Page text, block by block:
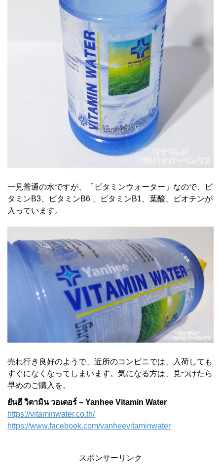
一見普通の水ですが、「ビタミンウォーター」なので、ビ
タミンB3、ビタミンB6 、ビタミンB1、葉酸、ビオチンが
入っています。
売れ行き良好のようで、近所のコンビニでは、入荷しても
すぐになくなってしまいます。気になる方は、見つけたら
早めのご購入を。
ยันฮี วิตามิน วอเตอร์ – Yanhee Vitamin Water
https://vitaminwater.co.th/
https://www.facebook.com/yanheevitaminwater
スポンサーリンク